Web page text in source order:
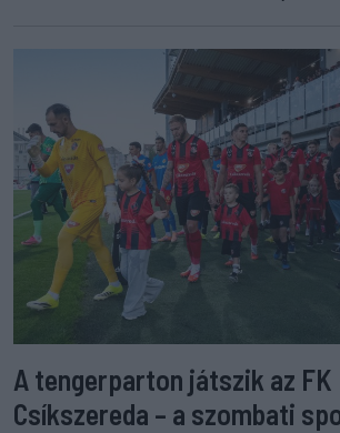
A tengerparton játszik az FK
Csíkszereda – a szombati